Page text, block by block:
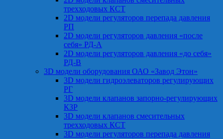
трехходовых КСТ
2D модели регуляторов перепада давления
РП
2D модели регуляторов давления «после
себя» РД-А
2D модели регуляторов давления «до себя»
РД-В
3D модели оборудования ОАО «Завод Этон»
3D модели гидроэлеваторов регулирующих
РГ
3D модели клапанов запорно-регулирующих
КЗР
3D модели клапанов смесительных
трехходовых КСТ
3D модели регуляторов перепада давления